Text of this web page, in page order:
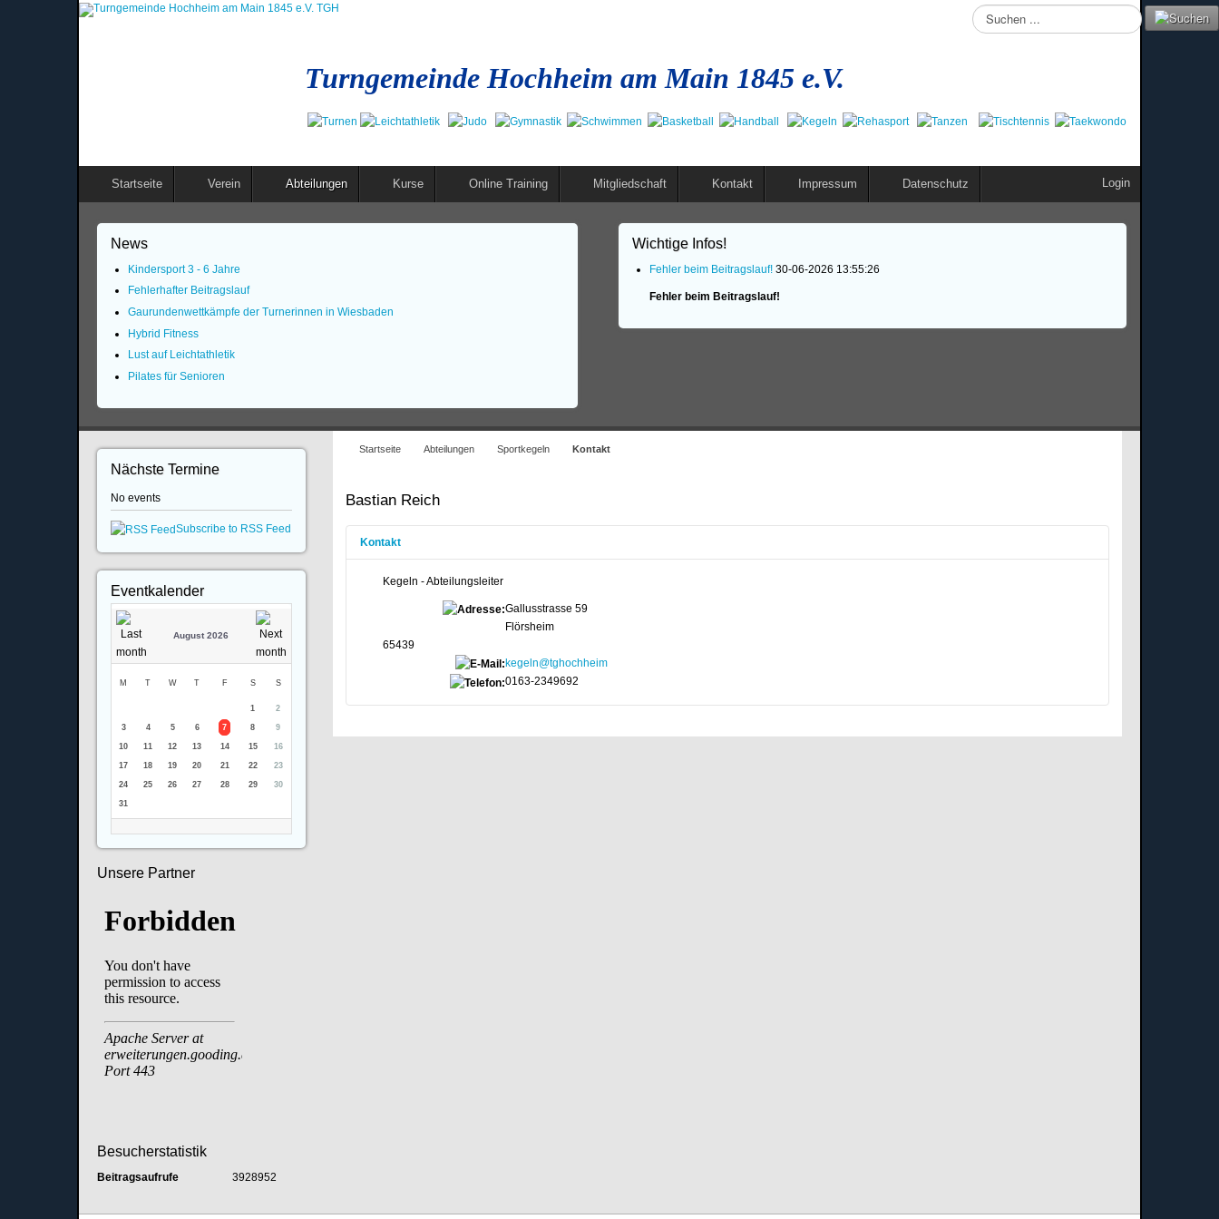
Suchen
...
Turngemeinde Hochheim am Main 1845 e.V.
Startseite Verein Abteilungen Kurse Online Training Mitgliedschaft Kontakt Impressum Datenschutz Login
News
Kindersport 3 - 6 Jahre
Fehlerhafter Beitragslauf
Gaurundenwettkämpfe der Turnerinnen in Wiesbaden
Hybrid Fitness
Lust auf Leichtathletik
Pilates für Senioren
Wichtige Infos!
Fehler beim Beitragslauf! 30-06-2026 13:55:26
Fehler beim Beitragslauf!
Startseite Abteilungen Sportkegeln Kontakt
Bastian Reich
Kontakt
Kegeln - Abteilungsleiter
Gallusstrasse 59
Flörsheim
65439
kegeln@tghochheim
0163-2349692
Nächste Termine
No events
Subscribe to RSS Feed
Eventkalender
August 2026
M T W T F S S
1 2
3 4 5 6 7 8 9
10 11 12 13 14 15 16
17 18 19 20 21 22 23
24 25 26 27 28 29 30
31
Unsere Partner
Besucherstatistik
Beitragsaufrufe 3928952